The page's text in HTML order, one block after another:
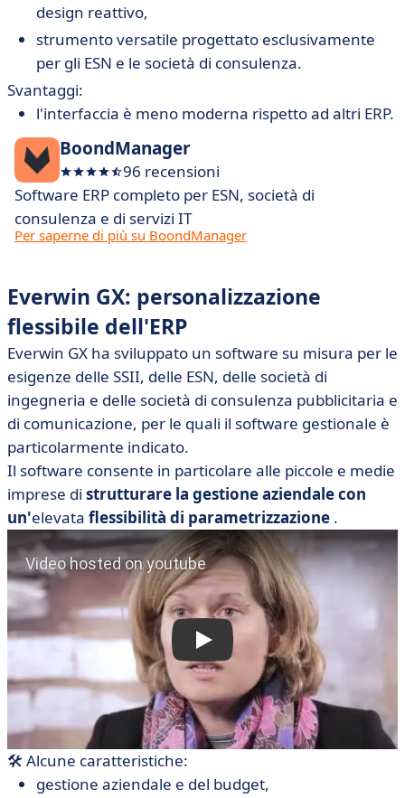
design reattivo,
strumento versatile progettato esclusivamente
per gli ESN e le società di consulenza.
Svantaggi:
l'interfaccia è meno moderna rispetto ad altri ERP.
BoondManager
96 recensioni
Software ERP completo per ESN, società di
consulenza e di servizi IT
Per saperne di più su BoondManager
Everwin GX: personalizzazione
flessibile dell'ERP
Everwin GX ha sviluppato un software su misura per le
esigenze delle SSII, delle ESN, delle società di
ingegneria e delle società di consulenza pubblicitaria e
di comunicazione, per le quali il software gestionale è
particolarmente indicato.
Il software consente in particolare alle piccole e medie
imprese di strutturare la gestione aziendale con
un'elevata flessibilità di parametrizzazione .
🛠 Alcune caratteristiche:
gestione aziendale e del budget,